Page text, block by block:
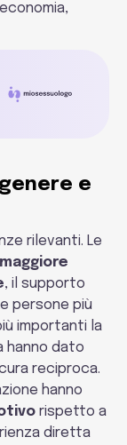
e
rilevanti. Le
maggiore
, il supporto
persone più
importanti la
hanno dato
reciproca.
hanno
rispetto a
diretta